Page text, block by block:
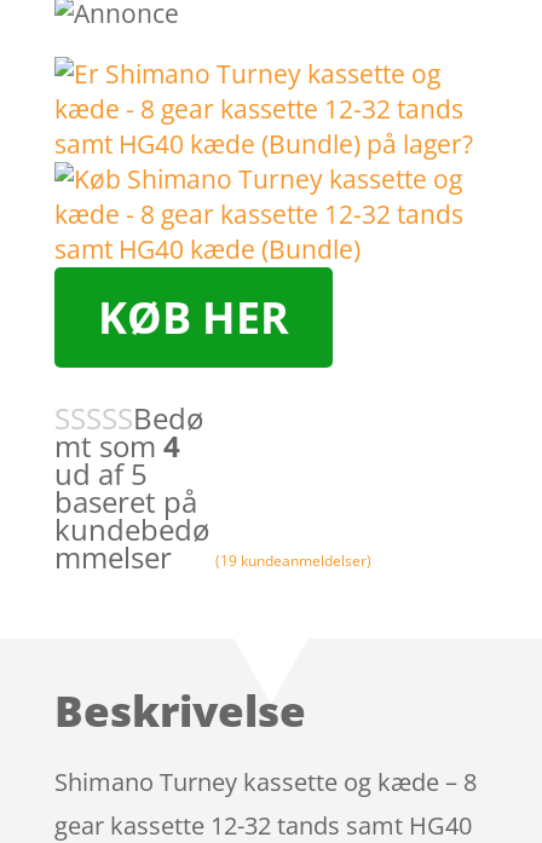
KØB HER
Bedø
mt som 4
ud af 5
baseret på
kundebedø
mmelser (19 kundeanmeldelser)
Beskrivelse
Shimano Turney kassette og kæde – 8
gear kassette 12-32 tands samt HG40